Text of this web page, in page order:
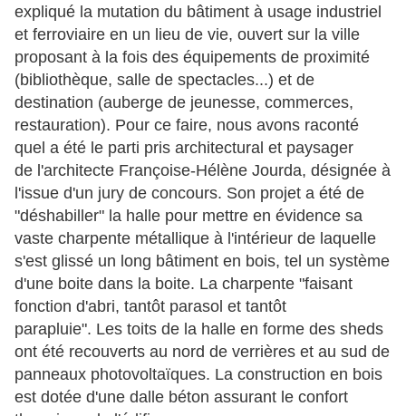
expliqué la mutation du bâtiment à usage industriel
et ferroviaire en un lieu de vie, ouvert sur la ville
proposant à la fois des équipements de proximité
(bibliothèque, salle de spectacles...) et de
destination (auberge de jeunesse, commerces,
restauration). Pour ce faire, nous avons raconté
quel a été le parti pris architectural et paysager
de l'architecte Françoise-Hélène Jourda, désignée à
l'issue d'un jury de concours. Son projet a été de
"déshabiller" la halle pour mettre en évidence sa
vaste charpente métallique à l'intérieur de laquelle
s'est glissé un long bâtiment en bois, tel un système
d'une boite dans la boite. La charpente "faisant
fonction d'abri, tantôt parasol et tantôt
parapluie". Les toits de la halle en forme des sheds
ont été recouverts au nord de verrières et au sud de
panneaux photovoltaïques. La construction en bois
est dotée d'une dalle béton assurant le confort